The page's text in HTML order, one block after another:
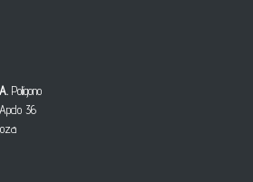
Polígono
36